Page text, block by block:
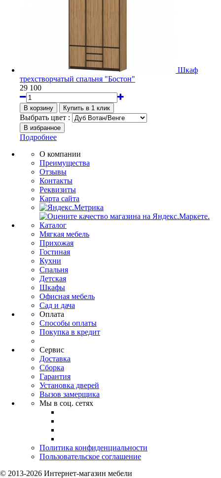
Шкаф
трехстворчатый спальня "Бостон"
29 100
Выбрать цвет :
Подробнее
О компании
Преимущества
Отзывы
Контакты
Реквизиты
Карта сайта
Каталог
Мягкая мебель
Прихожая
Гостиная
Кухни
Спальня
Детская
Шкафы
Офисная мебель
Сад и дача
Оплата
Способы оплаты
Покупка в кредит
Сервис
Доставка
Сборка
Гарантия
Установка дверей
Вызов замерщика
Мы в соц. сетях
Политика конфиденциальности
Пользовательское соглашение
© 2013-2026 Интернет-магазин мебели